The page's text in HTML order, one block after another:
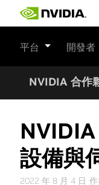
平台 開發者
NVIDIA 合作
設備與
2022 年 8 月 4 日